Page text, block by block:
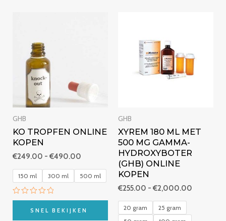
GHB
KO TROPFEN ONLINE
KOPEN
€249.00 - €490.00
150 ml 300 ml 500 ml
Beoordeeld
SNEL BEKIJKEN
GHB
XYREM 180 ML MET
500 MG GAMMA-
HYDROXYBOTER
(GHB) ONLINE
KOPEN
€255.00 - €2,000.00
20 gram
25 gram